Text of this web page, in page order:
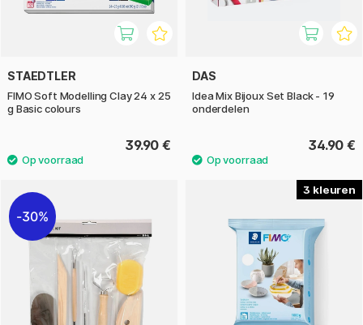
STAEDTLER
FIMO Soft Modelling Clay 24 x 25
g Basic colours
39.90 €
DAS
Idea Mix Bijoux Set Black - 19
onderdelen
34.90 €
30%
3